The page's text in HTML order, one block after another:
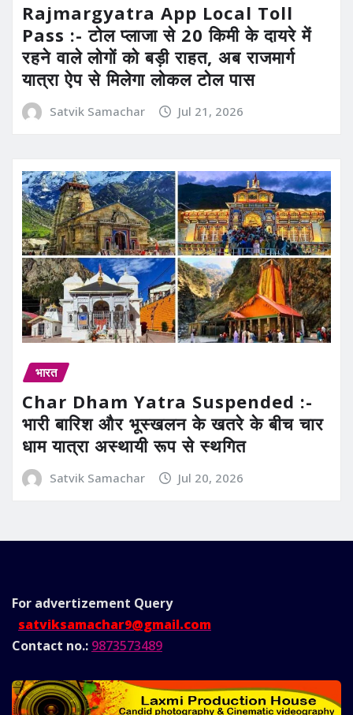
Rajmargyatra App Local Toll
Pass :- टोल प्लाजा से 20 किमी के दायरे में
रहने वाले लोगों को बड़ी राहत, अब राजमार्ग
यात्रा ऐप से मिलेगा लोकल टोल पास
Satvik Samachar Jul 21, 2026
भारत
Char Dham Yatra Suspended :-
भारी बारिश और भूस्खलन के खतरे के बीच चार
धाम यात्रा अस्थायी रूप से स्थगित
Satvik Samachar Jul 20, 2026
For advertizement Query
satviksamachar9@gmail.com
Contact no.: 9873573489